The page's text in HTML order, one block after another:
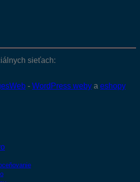
sieťach:
- WordPress weby a eshopy